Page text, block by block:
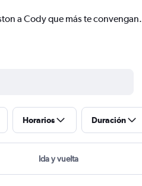
a Cody que más te convengan.
Horarios Duración
Ida y vuelta